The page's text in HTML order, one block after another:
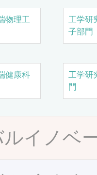
物理工
工学研
子部門
健康科
工学研
門
イノベ